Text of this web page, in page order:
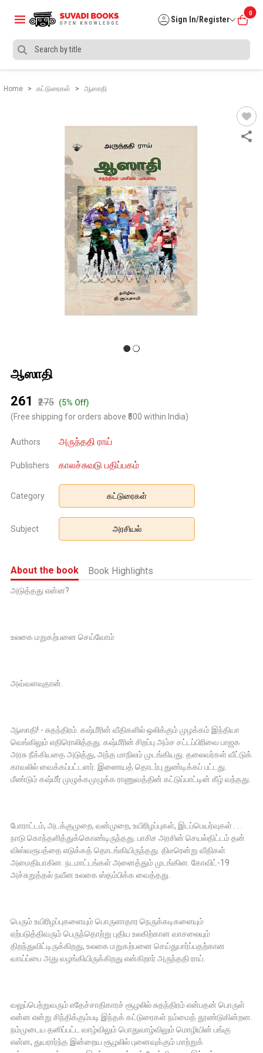
Sign In/Register
0
Home கட்டுரைகள் ஆஸாதி
ஆஸாதி
₹261
₹275 (5% Off)
(Free shipping for orders above ₹500 within India)
Authors அருந்ததி ராய்
Publishers காலச்சுவடு பதிப்பகம்
Category கட்டுரைகள்
Subject அரசியல்
About the book Book Highlights
அடுத்தது என்ன?
உலகை மறுகற்பனை செய்வோம்
அவ்வளவுதான்.
ஆஸாதி! - சுதந்திரம். கஷ்மீரின் வீதிகளில் ஒலிக்கும் முழக்கம் இந்தியா
வெங்கிலும் எதிரொலித்தது. கஷ்மீரின் சிறப்பு அம்ச சட்டப்பிரிவை பாஜக
அரசு நீக்கியதை அடுத்து, அந்த மாநிலம் முடங்கியது. தலைவர்கள் வீட்டுக்
காவலில் வைக்கப்பட்டனர். இணையத் தொடர்பு துண்டிக்கப் பட்டது.
மீண்டும் கஷ்மீர் முழுக்கமுழுக்க ராணுவத்தின் கட்டுப்பாட்டின் கீழ் வந்தது.
போராட்டம், அடக்குமுறை, வன்முறை, உயிரிழப்புகள், இடப்பெயர்வுகள் . . .
நாடு கொந்தளித்துக்கொண்டிருந்தது. பாசிச அரசின் செயல்திட்டம் தன்
விஸ்வரூபத்தை எடுக்கத் தொடங்கியிருந்தது. திடீரென்று வீதிகள்
அமைதியாகின. நடமாட்டங்கள் அனைத்தும் முடங்கின. கோவிட்-19
அச்சுறுத்தல் நவீன உலகை ஸ்தம்பிக்க வைத்தது.
பெரும் உயிரிழப்புகளையும் பொருளாதார நெருக்கடிகளையும்
ஏற்படுத்திவரும் பெருந்தொற்று புதிய உலகிற்கான வாசலையும்
திறந்துவிட்டிருக்கிறது, உலகை மறுகற்பனை செய்துபார்ப்பதற்கான
வாய்ப்பை அது வழங்கியிருக்கிறது என்கிறார் அருந்ததி ராய்.
வலுப்பெற்றுவரும் எதேச்சாதிகாரச் சூழலில் சுதந்திரம் என்பதன் பொருள்
என்ன என்று சிந்திக்கும்படி இந்தக் கட்டுரைகள் நம்மைத் தூண்டுகின்றன.
நம்முடைய தனிப்பட்ட வாழ்விலும் பொதுவாழ்விலும் மொழியின் பங்கு
என்ன, துயரார்ந்த இன்றைய சூழலில் புனைவுக்கும் மாற்றுக்